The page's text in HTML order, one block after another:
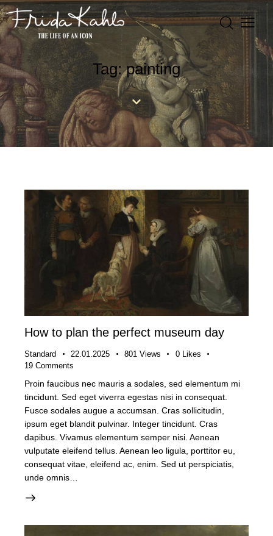
Tag: painting
How to plan the perfect museum day
Standard 22.01.2025 801 Views 0 Likes
19 Comments
Proin faucibus nec mauris a sodales, sed elementum mi
tincidunt. Sed eget viverra egestas nisi in consequat.
Fusce sodales augue a accumsan. Cras sollicitudin,
ipsum eget blandit pulvinar. Integer tincidunt. Cras
dapibus. Vivamus elementum semper nisi. Aenean
vulputate eleifend tellus. Aenean leo ligula, porttitor eu,
consequat vitae, eleifend ac, enim. Sed ut perspiciatis,
unde omnis…